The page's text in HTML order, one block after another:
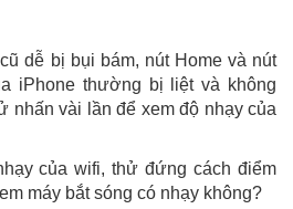
dễ bị bụi bám, nút Home và nút
iPhone thường bị liệt và không
nhấn vài lần để xem độ nhạy của
của wifi, thử đứng cách điểm
máy bắt sóng có nhạy không?